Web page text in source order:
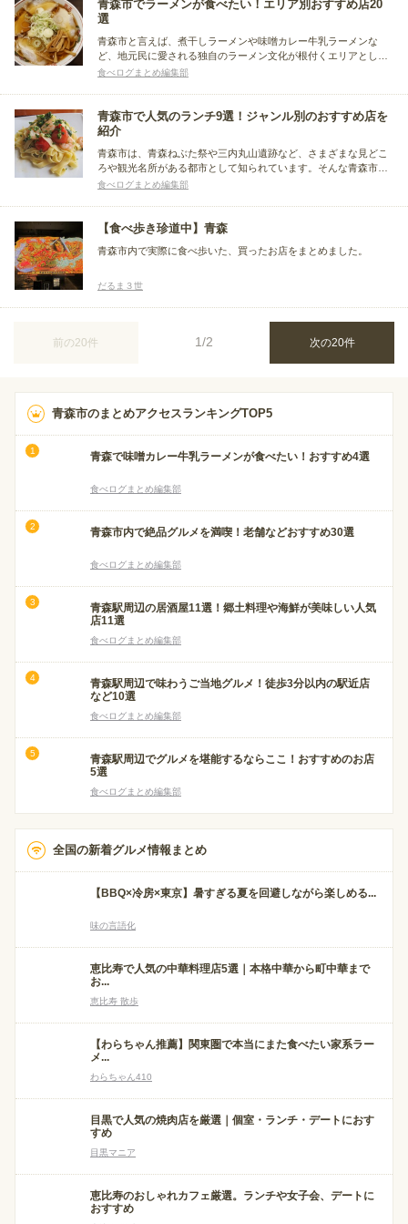
青森市でラーメンが食べたい！エリア別おすすめ店20
選
青森市と言えば、煮干しラーメンや味噌カレー牛乳ラーメンな
ど、地元民に愛される独自のラーメン文化が根付くエリアとして
知られています。わざわざ東京から、ラーメンを食べに来る人も
食べログまとめ編集部
青森市で人気のランチ9選！ジャンル別のおすすめ店を
紹介
青森市は、青森ねぶた祭や三内丸山遺跡など、さまざまな見どこ
ろや観光名所がある都市として知られています。そんな青森市に
は、気軽にランチで利用できるお店が多いことをご存じでしょう
食べログまとめ編集部
【食べ歩き珍道中】青森
青森市内で実際に食べ歩いた、買ったお店をまとめました。
だるま３世
前の20件 1/2 次の20件
青森市のまとめアクセスランキングTOP5
青森で味噌カレー牛乳ラーメンが食べたい！おすすめ4選
食べログまとめ編集部
青森市内で絶品グルメを満喫！老舗などおすすめ30選
食べログまとめ編集部
青森駅周辺の居酒屋11選！郷土料理や海鮮が美味しい人気
店11選
食べログまとめ編集部
青森駅周辺で味わうご当地グルメ！徒歩3分以内の駅近店
など10選
食べログまとめ編集部
青森駅周辺でグルメを堪能するならここ！おすすめのお店
5選
食べログまとめ編集部
全国の新着グルメ情報まとめ
【BBQ×冷房×東京】暑すぎる夏を回避しながら楽しめる...
味の言語化
恵比寿で人気の中華料理店5選｜本格中華から町中華まで
お...
恵比寿 散歩
【わらちゃん推薦】関東圏で本当にまた食べたい家系ラー
メ...
わらちゃん410
目黒で人気の焼肉店を厳選｜個室・ランチ・デートにおす
すめ
目黒マニア
恵比寿のおしゃれカフェ厳選。ランチや女子会、デートに
おすすめ